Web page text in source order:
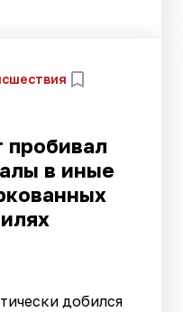
пробивал
в иные
добился